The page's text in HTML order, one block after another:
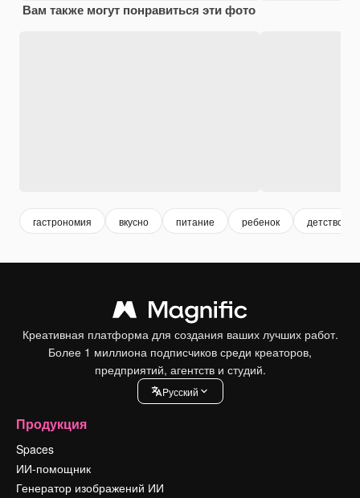
Вам также могут понравиться эти фото
гастрономия вкусно питание ребенок детство
Креативная платформа для создания ваших лучших работ.
Более 1 миллиона подписчиков среди креаторов,
предприятий, агентств и студий.
Pусский
Продукция
Spaces
ИИ-помощник
Генератор изображений ИИ